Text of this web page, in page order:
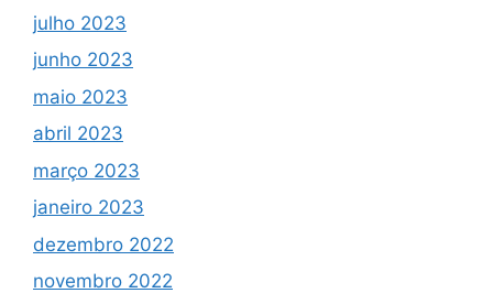
julho 2023
junho 2023
maio 2023
abril 2023
março 2023
janeiro 2023
dezembro 2022
novembro 2022